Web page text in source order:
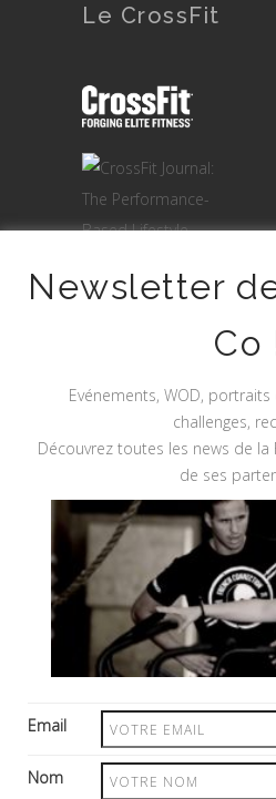
Le CrossFit
Site Sécurisé
Plan du Site
Start
Suspension et Résiliation
Espace Pro
Newsletter
Co
Evénements, WOD, portraits
challenges,
Découvrez toutes les news de
de ses
Email
Nom